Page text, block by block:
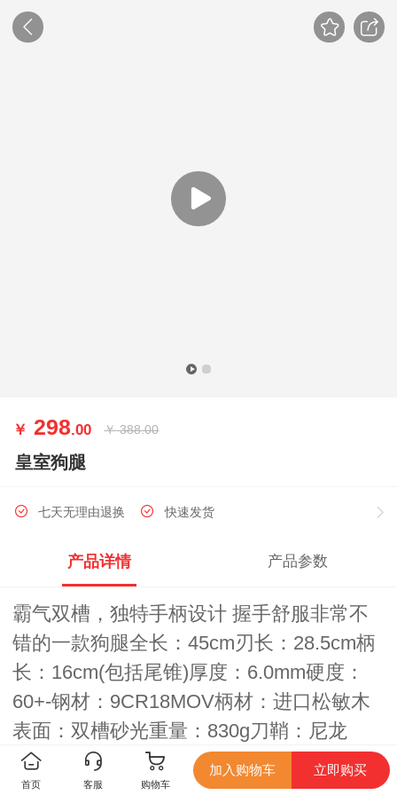
￥ 298.00 ￥ 388.00
皇室狗腿
七天无理由退换 快速发货
产品详情 产品参数
霸气双槽，独特手柄设计 握手舒服非常不
错的一款狗腿全长：45cm刃长：28.5cm柄
长：16cm(包括尾锥)厚度：6.0mm硬度：
60+-钢材：9CR18MOV柄材：进口松敏木
表面：双槽砂光重量：830g刀鞘：尼龙
+ABS鞘，皮革+鞘尖部 锌铝合金廓尔喀刀
（又称尼泊尔军刀）
首页 客服 购物车
加入购物车 立即购买